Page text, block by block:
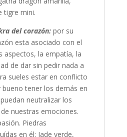
tigre mini.
del corazón: por su
esta asociado con el
aspectos, la empatía, la
de dar sin pedir nada a
sueles estar en conflicto
tener los demás en
neutralizar los
nuestras emociones.
Piedras
en él: Jade verde,